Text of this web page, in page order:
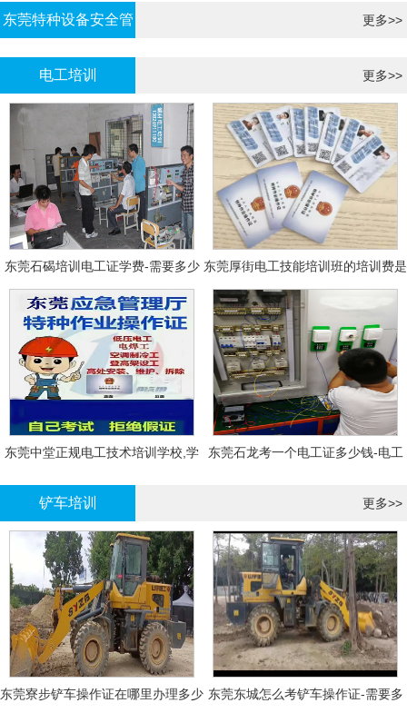
东莞特种设备安全管
理证考证
更多>>
电工培训 更多>>
东莞石碣培训电工证学费-需要多少
钱?需要什么条件?
东莞厚街电工技能培训班的培训费是
多少?
东莞中堂正规电工技术培训学校,学
东莞石龙考一个电工证多少钱-电工
铲车培训 更多>>
东莞寮步铲车操作证在哪里办理多少 东莞东城怎么考铲车操作证-需要多